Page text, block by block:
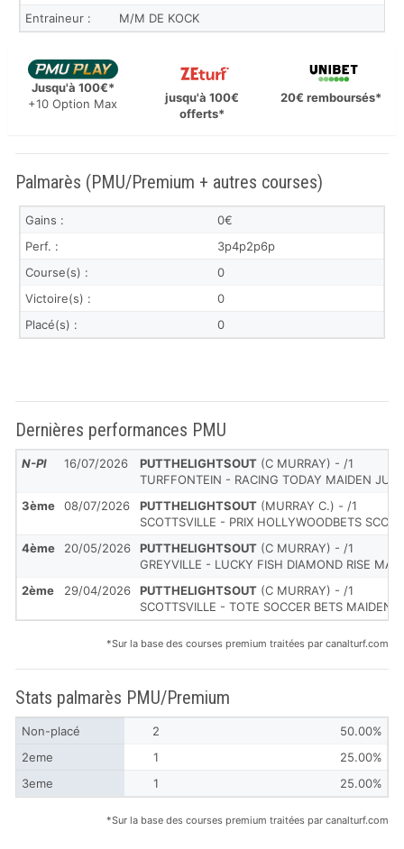
Entraineur :
M/M DE KOCK
Jusqu'à 100€*
+10 Option Max
jusqu'à 100€
offerts*
20€ remboursés*
Palmarès (PMU/Premium + autres courses)
Gains :
0€
Perf. :
3p4p2p6p
Course(s) :
0
Victoire(s) :
0
Placé(s) :
0
Dernières performances PMU
N-Pl 16/07/2026 PUTTHELIGHTSOUT (C MURRAY) - /1
TURFFONTEIN - RACING TODAY MAIDEN
3ème
08/07/2026 PUTTHELIGHTSOUT (MURRAY C.) - /1
SCOTTSVILLE - PRIX HOLLYWOODBETS
4ème
20/05/2026 PUTTHELIGHTSOUT (C MURRAY) - /1
GREYVILLE - LUCKY FISH DIAMOND RISE
2ème
29/04/2026 PUTTHELIGHTSOUT (C MURRAY) - /1
SCOTTSVILLE - TOTE SOCCER BETS MAIDEN
*Sur la base des courses premium traitées par canalturf.com
Stats palmarès PMU/Premium
Non-placé 2
50.00%
2eme
1
25.00%
3eme
1 25.00%
*Sur la base des courses premium traitées par canalturf.com